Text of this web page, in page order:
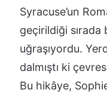
Syracuse’un
geçirildiği
uğraşıyordu.
dalmıştı ki
Bu hikâye,